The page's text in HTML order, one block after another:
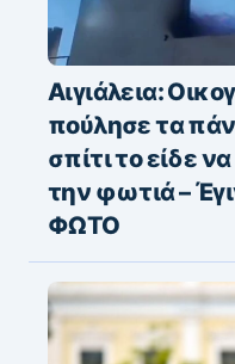
Αιγιάλεια:
πούλησε τα
σπίτι το είδε
την φωτιά –
ΦΩΤΟ